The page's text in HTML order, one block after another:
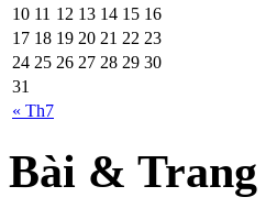
« Th7
10 11 12 13 14 15 16
17 18 19 20 21 22 23
24 25 26 27 28 29 30
31
Bài & Trang